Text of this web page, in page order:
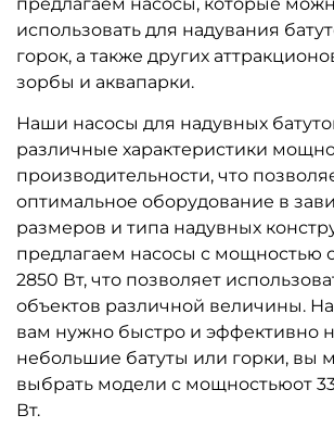
использовать для надувания
горок, а также других
зорбы и аквапарки.
Наши насосы для надувных
различные характеристики
производительности, что
оптимальное оборудование в
размеров и типа надувных
предлагаем насосы с мощностью
2850 Вт, что позволяет
объектов различной величины.
вам нужно быстро и эффективно
небольшие батуты или горки, вы
выбрать модели с мощностьюот
Вт.